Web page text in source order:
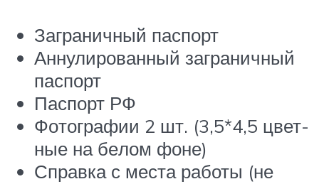
Заграничный паспорт
Аннулированный заграничный
паспорт
Паспорт РФ
Фо­то­гра­фии 2 шт. (3,5*4,5 цвет­
ные на бе­лом фоне)
Справка с места работы (не